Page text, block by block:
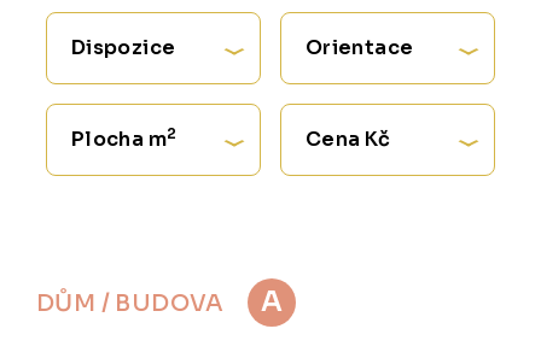
Dispozice Orientace
Plocha m2 Cena Kč
DŮM / BUDOVA A